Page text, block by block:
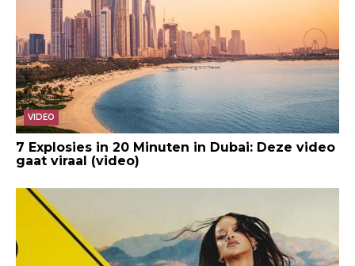
VIDEO
7 Explosies in 20 Minuten in Dubai: Deze video
gaat viraal (video)